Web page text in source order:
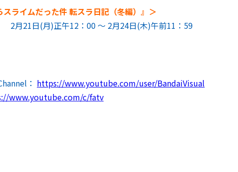
ライムだった件 転スラ日記（冬編）』＞
月21日(月)正午12：00 ～ 2月24日(木)午前11：59
： https://www.youtube.com/user/BandaiVisual
www.youtube.com/c/fatv